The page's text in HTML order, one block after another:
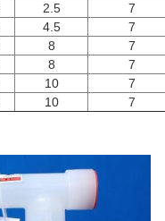
2.5
7
4.5
7
8
7
8
7
10
7
10 7